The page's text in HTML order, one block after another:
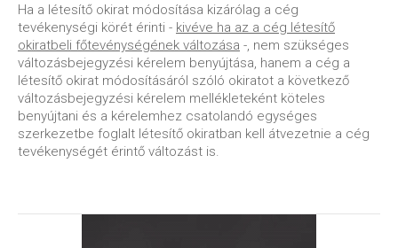
Ha a létesítő okirat módosítása kizárólag a cég
tevékenységi körét érinti - kivéve ha az a cég létesítő
okiratbeli főtevénységének változása -, nem szükséges
változásbejegyzési kérelem benyújtása, hanem a cég a
létesítő okirat módosításáról szóló okiratot a következő
változásbejegyzési kérelem mellékleteként köteles
benyújtani és a kérelemhez csatolandó egységes
szerkezetbe foglalt létesítő okiratban kell átvezetnie a cég
tevékenységét érintő változást is.